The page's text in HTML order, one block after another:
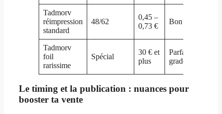
Tadmorv
réimpression
standard
48/62
0,45 –
0,73 €
Bon état
Tadmorv
foil
rarissime
Spécial
30 € et
plus
Parfait,
gradée
Le timing et la publication : nuances pour
booster ta vente